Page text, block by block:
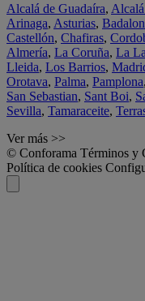
Alcalá de Guadaíra,
Arinaga, Asturias,
Castellón, Chafiras,
Almería, La Coruña, La
Lleida, Los Barrios,
Orotava, Palma, Pamplona,
San Sebastian, Sant Boi,
Sevilla, Tamaraceite,
Ver más >>
© Conforama Términos y
Política de cookies